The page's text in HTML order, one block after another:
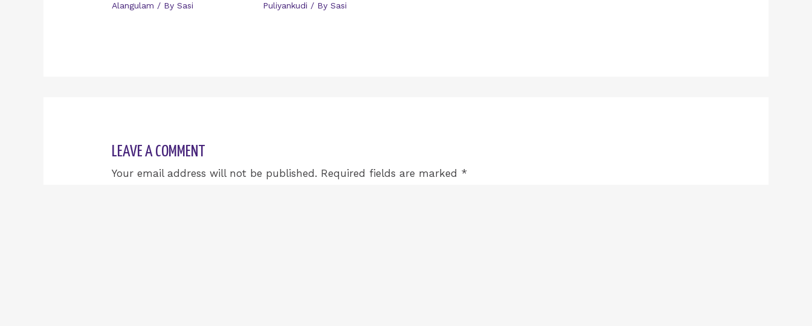
Alangulam / BySasi
Puliyankudi / By Sasi
LEAVE A COMMENT
Your email address will not be published. Required fields are marked *